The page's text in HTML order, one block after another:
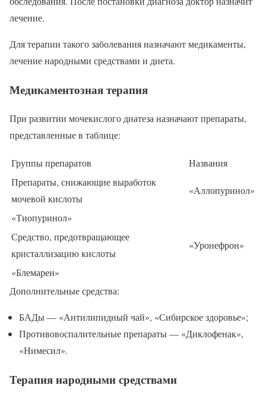
лечение.
Для терапии такого заболевания назначают медикаменты,
лечение народными средствами и диета.
Медикаментозная терапия
При развитии мочекислого диатеза назначают препараты,
представленные в таблице:
Группы препаратов
Названия
Препараты, снижающие выработок
мочевой кислоты
«Аллопуринол»
«Тиопуринол»
Средство, предотвращающее
кристаллизацию кислоты
«Уронефрон»
«Блемарен»
Дополнительные средства:
БАДы — «Антилипидный чай», «Сибирское здоровье»;
Противовоспалительные препараты — «Диклофенак»,
«Нимесил».
Терапия народными средствами